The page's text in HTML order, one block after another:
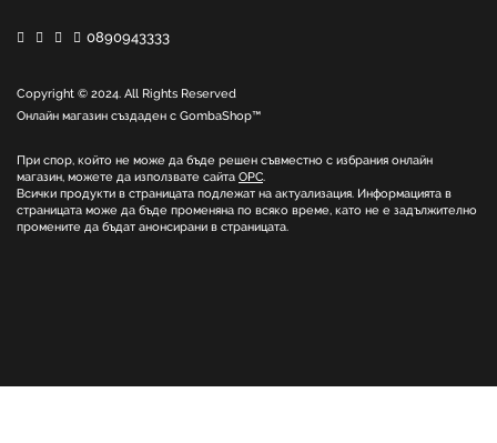
0890943333
Copyright © 2024. All Rights Reserved
Онлайн магазин създаден с GombaShop™
При спор, който не може да бъде решен съвместно с избрания онлайн
магазин, можете да използвате сайта ОРС.
Всички продукти в страницата подлежат на актуализация. Информацията в
страницата може да бъде променяна по всяко време, като не е задължително
промените да бъдат анонсирани в страницата.